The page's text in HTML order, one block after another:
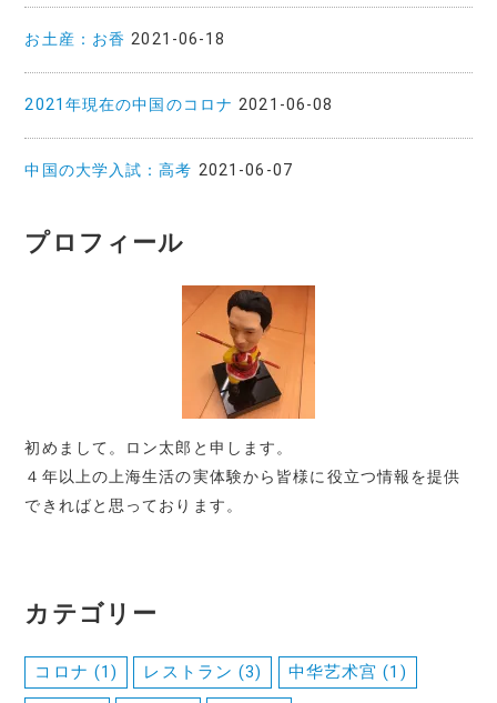
お土産：お香 2021-06-18
2021年現在の中国のコロナ 2021-06-08
中国の大学入試：高考 2021-06-07
プロフィール
初めまして。ロン太郎と申します。
４年以上の上海生活の実体験から皆様に役立つ情報を提供
できればと思っております。
カテゴリー
コロナ (1) レストラン (3) 中华艺术宫 (1)